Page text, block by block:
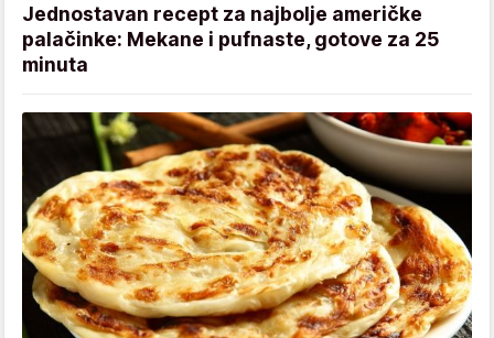
Jednostavan recept za najbolje američke
palačinke: Mekane i pufnaste, gotove za 25
minuta